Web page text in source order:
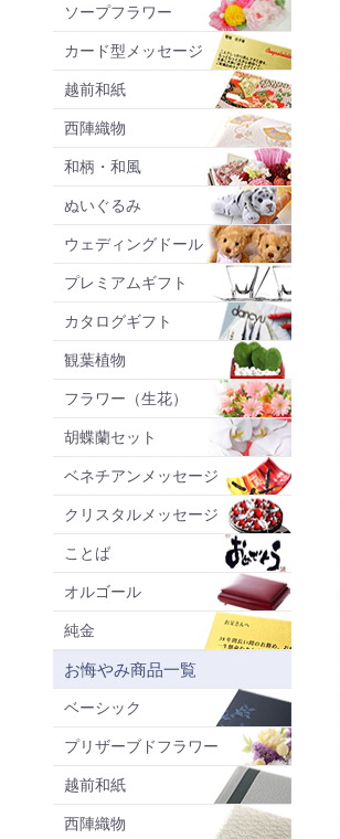
ソープフラワー
カード型メッセージ
越前和紙
西陣織物
和柄・和風
ぬいぐるみ
ウェディングドール
プレミアムギフト
カタログギフト
観葉植物
フラワー（生花）
胡蝶蘭セット
ベネチアンメッセージ
クリスタルメッセージ
ことば
オルゴール
純金
お悔やみ商品一覧
ベーシック
プリザーブドフラワー
越前和紙
西陣織物